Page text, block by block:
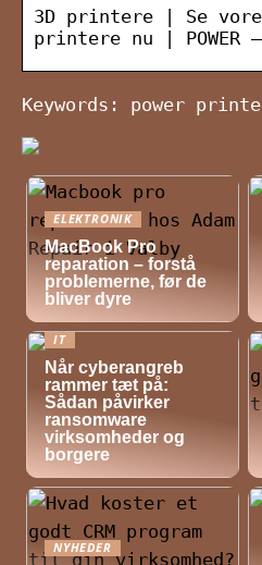
3D printere | Se
printere nu | POWER
Keywords: power
ELEKTRONIK
MacBook Pro
reparation – forstå
problemerne, før de
bliver dyre
IT
Når cyberangreb
rammer tæt på:
Sådan påvirker
ransomware
virksomheder og
borgere
NYHEDER